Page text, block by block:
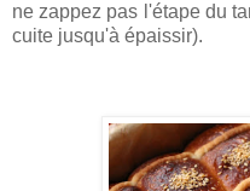
ne zappez pas l'étape du
cuite jusqu'à épaissir).